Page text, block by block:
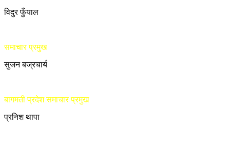
विदुर फुँयाल
समाचार प्रमुख
सुजन बज्रचार्य
बागमती प्रदेश समाचार प्रमुख
प्रनिश थापा